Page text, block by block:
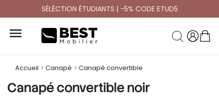
SÉLÉCTION ÉTUDIANTS | -5% CODE ETUD5

Accueil Canapé Canapé convertible
Canapé convertible noir